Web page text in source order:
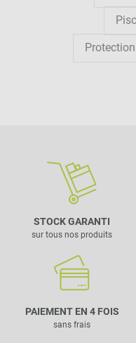
STOCK GARANTI
sur tous nos produits
PAIEMENT EN 4 FOIS
sans frais